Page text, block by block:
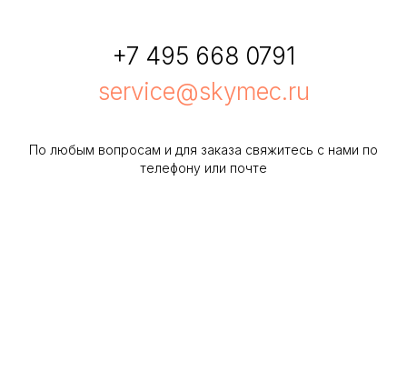
+7 495 668 0791
service@skymec.ru
По любым вопросам и для заказа свяжитесь с нами по
телефону или почте